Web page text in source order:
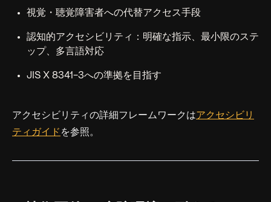
視覚・聴覚障害者への代替アクセス手段
認知的アクセシビリティ：明確な指示、最小限のステ
ップ、多言語対応
JIS X 8341-3への準拠を目指す
アクセシビリティの詳細フレームワークはアクセシビリ
ティガイド を参照。